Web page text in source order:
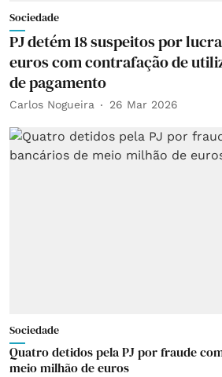
Sociedade
PJ detém 18 suspeitos por
euros com contrafação de
de pagamento
Carlos Nogueira 26 Mar 2026
Sociedade
Quatro detidos pela PJ por fraude
meio milhão de euros